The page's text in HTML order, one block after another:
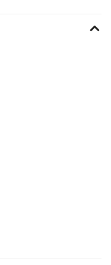
für die
durch einen
gemacht. Außerdem
y el primer día, ya lo
y protegido. Yo cogí el
de lujo, da buen calor y